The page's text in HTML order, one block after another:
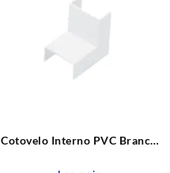
Cotovelo Interno PVC Branco